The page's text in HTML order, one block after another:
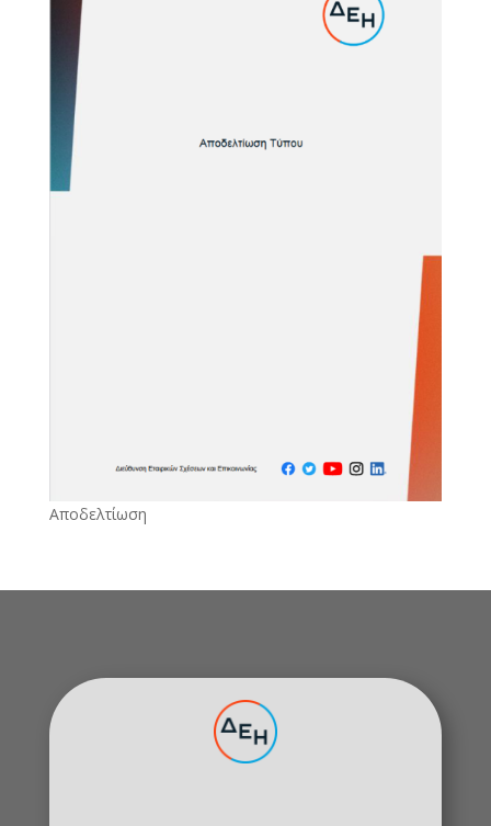
Αποδελτίωση